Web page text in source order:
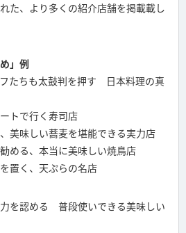
た、より多くの紹介店舗を掲載載し
」例
たちも太鼓判を押す 日本料理の真
トで行く寿司店
美味しい蕎麦を堪能できる実力店
める、本当に美味しい焼鳥店
置く、天ぷらの名店
を認める 普段使いできる美味しい